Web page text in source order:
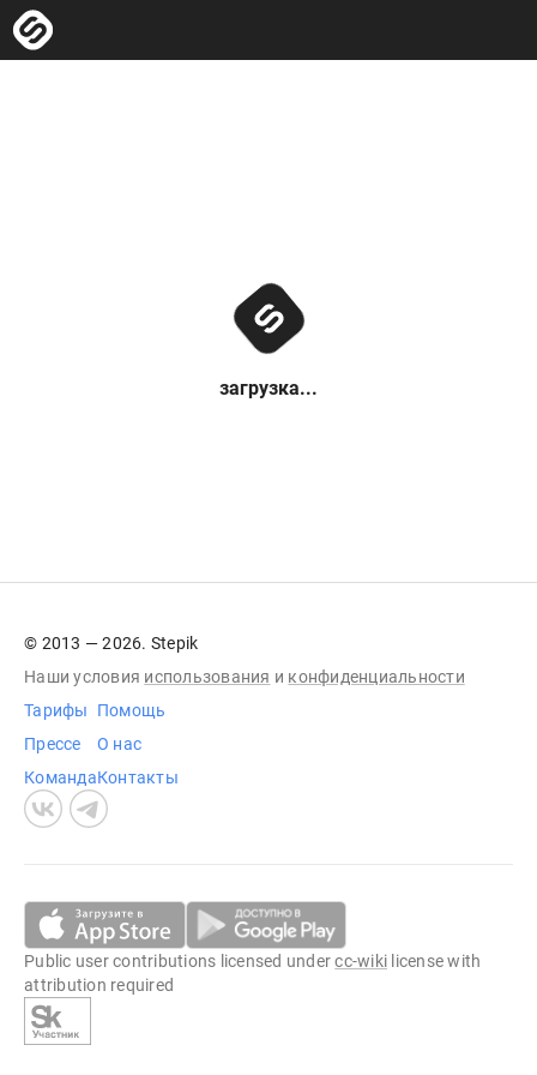
загрузка...
© 2013 — 2026. Stepik
Наши условия использования и конфиденциальности
Тарифы
Прессе
Команда
Помощь
О нас
Контакты
Public user contributions licensed undercc-wiki license with
attribution required